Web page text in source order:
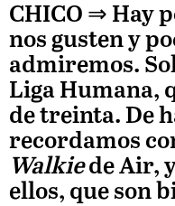
CHICO ⇒ Hay
nos gusten y
admiremos.
Liga Humana,
de treinta. De
recordamos
WalkiedeAir,
ellos, que son